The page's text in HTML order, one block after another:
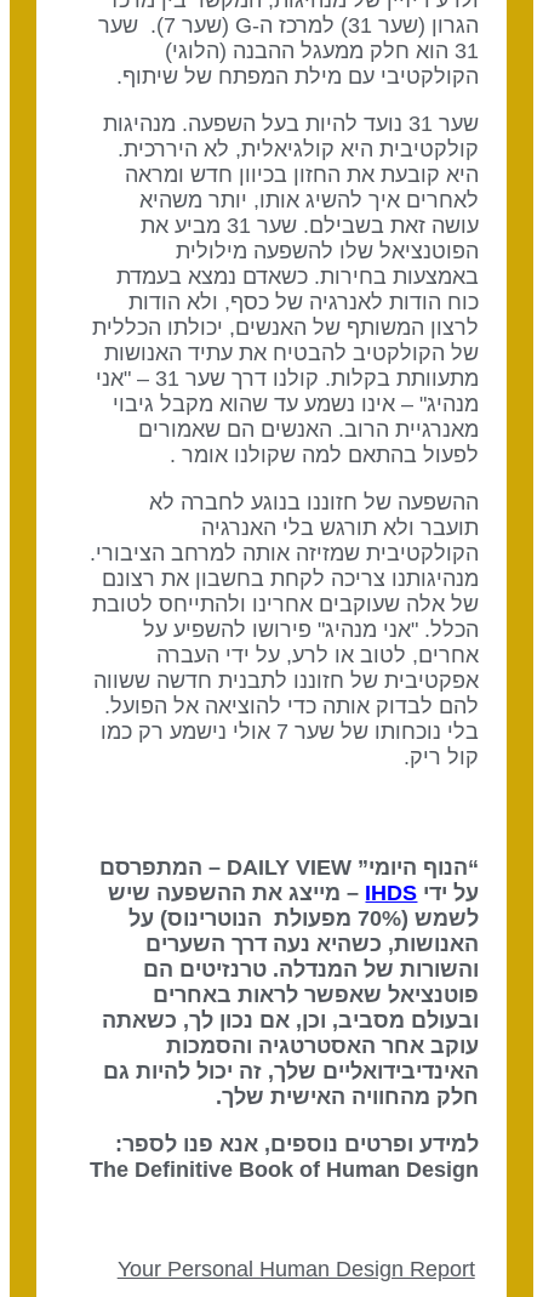
הגרון (שער 31) למרכז ה-G (שער 7). שער
31 הוא חלק ממעגל ההבנה (הלוגי)
הקולקטיבי עם מילת המפתח של שיתוף.
שער 31 נועד להיות בעל השפעה. מנהיגות
קולקטיבית היא קולגיאלית, לא היררכית.
היא קובעת את החזון בכיוון חדש ומראה
לאחרים איך להשיג אותו, יותר משהיא
עושה זאת בשבילם. שער 31 מביע את
הפוטנציאל שלו להשפעה מילולית
באמצעות בחירות. כשאדם נמצא בעמדת
כוח הודות לאנרגיה של כסף, ולא הודות
לרצון המשותף של האנשים, יכולתו הכללית
של הקולקטיב להבטיח את עתיד האנושות
מתעוותת בקלות. קולנו דרך שער 31 – "אני
מנהיג" – אינו נשמע עד שהוא מקבל גיבוי
מאנרגיית הרוב. האנשים הם שאמורים
לפעול בהתאם למה שקולנו אומר .
ההשפעה של חזוננו בנוגע לחברה לא
תועבר ולא תורגש בלי האנרגיה
הקולקטיבית שמזיזה אותה למרחב הציבורי.
מנהיגותנו צריכה לקחת בחשבון את רצונם
של אלה שעוקבים אחרינו ולהתייחס לטובת
הכלל. "אני מנהיג" פירושו להשפיע על
אחרים, לטוב או לרע, על ידי העברה
אפקטיבית של חזוננו לתבנית חדשה ששווה
להם לבדוק אותה כדי להוציאה אל הפועל.
בלי נוכחותו של שער 7 אולי נישמע רק כמו
קול ריק.
“הנוף היומי” DAILY VIEW – המתפרסם
על ידיIHDS – מייצג את ההשפעה שיש
לשמש (70% מפעולת הנוטרינוס) על
האנושות, כשהיא נעה דרך השערים
והשורות של המנדלה. טרנזיטים הם
פוטנציאל שאפשר לראות באחרים
ובעולם מסביב, וכן, אם נכון לך, כשאתה
עוקב אחר האסטרטגיה והסמכות
האינדיבידואליים שלך, זה יכול להיות גם
חלק מהחוויה האישית שלך.
למידע ופרטים נוספים, אנא פנו לספר:
The Definitive Book of Human Design
Your Personal Human Design Report